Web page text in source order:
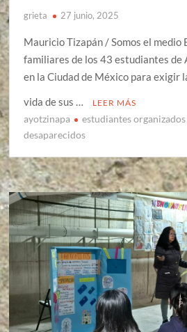
grieta 27 junio, 2025
Mauricio Tizapán / Somos el medio
familiares de los 43 estudiantes de
en la Ciudad de México para exigir
vida de sus …
LEER MÁS
ayotzinapa estudiantes organizados
desaparecidos